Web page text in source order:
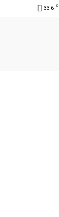
33.6 C